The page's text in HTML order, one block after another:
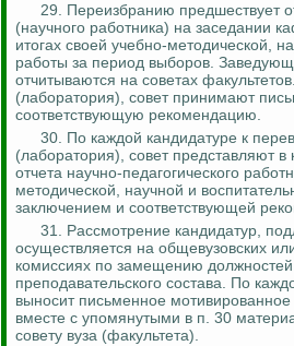
29. Переизбранию предшествует
(научного работника) на заседании
итогах своей учебно-методической,
работы за период выборов.
отчитываются на советах
(лаборатория), совет принимают
соответствующую рекомендацию.
30. По каждой кандидатуре к
(лаборатория), совет представляют
отчета научно-педагогического
методической, научной и
заключением и соответствующей
31. Рассмотрение кандидатур,
осуществляется на общевузовских
комиссиях по замещению
преподавательского состава. По
выносит письменное
вместе с упомянутыми в п. 30
совету вуза (факультета).